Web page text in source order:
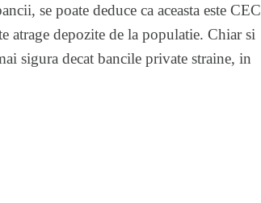
se poate deduce ca aceasta este CEC
atrage depozite de la populatie. Chiar si
sigura decat bancile private straine, in